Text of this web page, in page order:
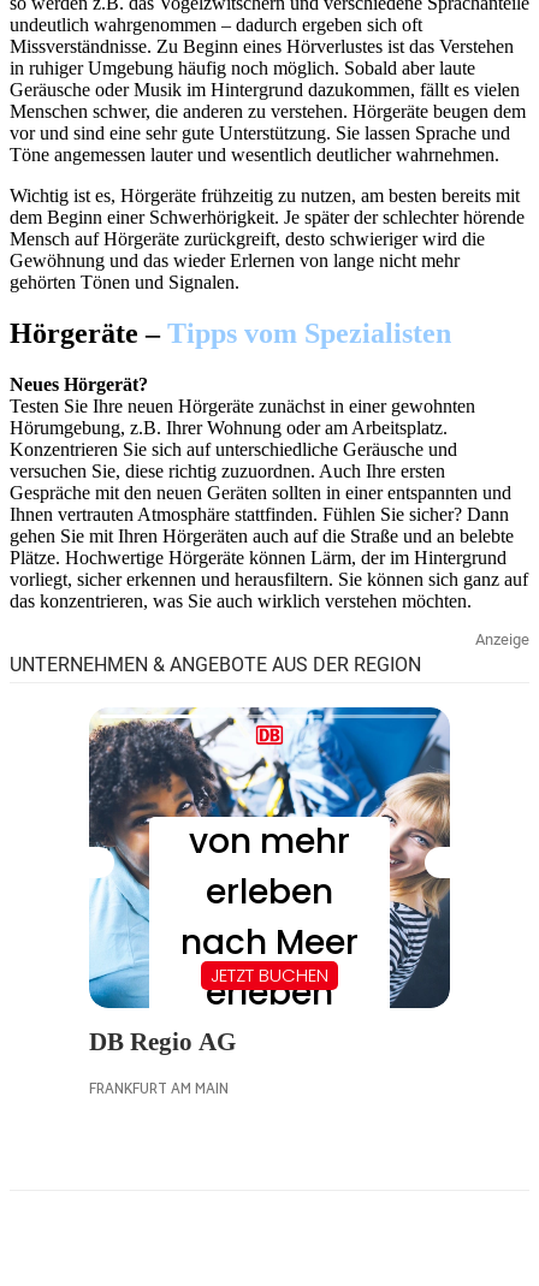
undeutlich wahrgenommen – dadurch ergeben sich oft
Missverständnisse. Zu Beginn eines Hörverlustes ist das Verstehen
in ruhiger Umgebung häufig noch möglich. Sobald aber laute
Geräusche oder Musik im Hintergrund dazukommen, fällt es vielen
Menschen schwer, die anderen zu verstehen. Hörgeräte beugen dem
vor und sind eine sehr gute Unterstützung. Sie lassen Sprache und
Töne angemessen lauter und wesentlich deutlicher wahrnehmen.
Wichtig ist es, Hörgeräte frühzeitig zu nutzen, am besten bereits mit
dem Beginn einer Schwerhörigkeit. Je später der schlechter hörende
Mensch auf Hörgeräte zurückgreift, desto schwieriger wird die
Gewöhnung und das wieder Erlernen von lange nicht mehr
gehörten Tönen und Signalen.
Hörgeräte –Tipps vom Spezialisten
Neues Hörgerät?
Testen Sie Ihre neuen Hörgeräte zunächst in einer gewohnten
Hörumgebung, z.B. Ihrer Wohnung oder am Arbeitsplatz.
Konzentrieren Sie sich auf unterschiedliche Geräusche und
versuchen Sie, diese richtig zuzuordnen. Auch Ihre ersten
Gespräche mit den neuen Geräten sollten in einer entspannten und
Ihnen vertrauten Atmosphäre stattfinden. Fühlen Sie sicher? Dann
gehen Sie mit Ihren Hörgeräten auch auf die Straße und an belebte
Plätze. Hochwertige Hörgeräte können Lärm, der im Hintergrund
vorliegt, sicher erkennen und herausfiltern. Sie können sich ganz auf
das konzentrieren, was Sie auch wirklich verstehen möchten.